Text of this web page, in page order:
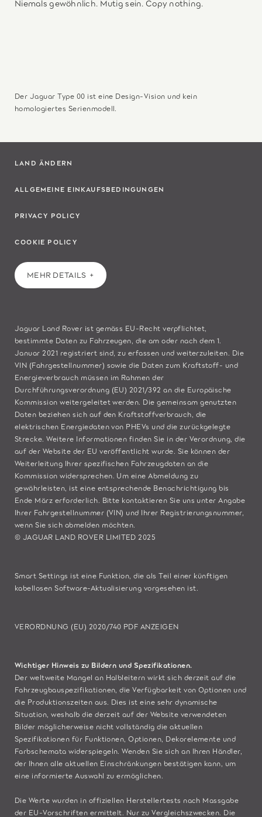
Niemals gewöhnlich. Mutig sein. Copy nothing.
Der Jaguar Type 00 ist eine Design-Vision und kein
homologiertes Serienmodell.
LAND ÄNDERN
ALLGEMEINE EINKAUFSBEDINGUNGEN
PRIVACY POLICY
COOKIE POLICY
MEHR DETAILS
Jaguar Land Rover ist gemäss EU-Recht verpflichtet,
bestimmte Daten zu Fahrzeugen, die am oder nach dem 1.
Januar 2021 registriert sind, zu erfassen und weiterzuleiten. Die
VIN (Fahrgestellnummer) sowie die Daten zum Kraftstoff- und
Energieverbrauch müssen im Rahmen der
Durchführungsverordnung (EU) 2021/392 an die Europäische
Kommission weitergeleitet werden. Die gemeinsam genutzten
Daten beziehen sich auf den Kraftstoffverbrauch, die
elektrischen Energiedaten von PHEVs und die zurückgelegte
Strecke. Weitere Informationen finden Sie in der Verordnung, die
auf der Website der EU veröffentlicht wurde. Sie können der
Weiterleitung Ihrer spezifischen Fahrzeugdaten an die
Kommission widersprechen. Um eine Abmeldung zu
gewährleisten, ist eine entsprechende Benachrichtigung bis
Ende März erforderlich. Bitte kontaktieren Sie uns unter Angabe
Ihrer Fahrgestellnummer (VIN) und Ihrer Registrierungsnummer,
wenn Sie sich abmelden möchten.
© JAGUAR LAND ROVER LIMITED 2025
Smart Settings ist eine Funktion, die als Teil einer künftigen
kabellosen Software-Aktualisierung vorgesehen ist.
VERORDNUNG (EU) 2020/740 PDF ANZEIGEN
Wichtiger Hinweis zu Bildern und Spezifikationen.
Der weltweite Mangel an Halbleitern wirkt sich derzeit auf die
Fahrzeugbauspezifikationen, die Verfügbarkeit von Optionen und
die Produktionszeiten aus. Dies ist eine sehr dynamische
Situation, weshalb die derzeit auf der Website verwendeten
Bilder möglicherweise nicht vollständig die aktuellen
Spezifikationen für Funktionen, Optionen, Dekorelemente und
Farbschemata widerspiegeln. Wenden Sie sich an Ihren Händler,
der Ihnen alle aktuellen Einschränkungen bestätigen kann, um
eine informierte Auswahl zu ermöglichen.
Die Werte wurden in offiziellen Herstellertests nach Massgabe
der EU-Vorschriften ermittelt. Nur zu Vergleichszwecken. Die